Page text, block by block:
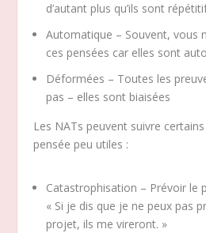
d’autant plus qu’ils sont
Automatique – Souvent, vous
ces pensées car elles sont
Déformées – Toutes les
pas – elles sont biaisées
Les NATs peuvent suivre
pensée peu utiles :
Catastrophisation – Prévoir le
« Si je dis que je ne peux pas
projet, ils me vireront. »